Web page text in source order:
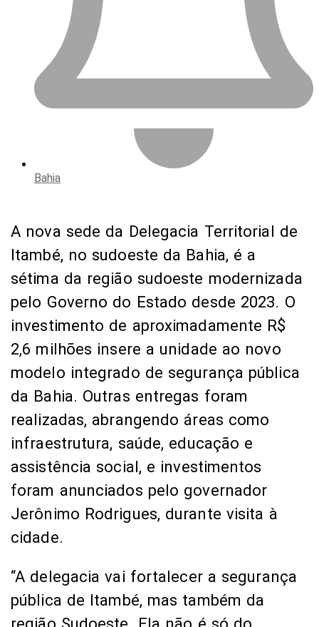
A nova sede da Delegacia Territorial de
Itambé, no sudoeste da Bahia, é a
sétima da região sudoeste modernizada
pelo Governo do Estado desde 2023. O
investimento de aproximadamente R$
modelo integrado de segurança pública
da Bahia. Outras entregas foram
realizadas, abrangendo áreas como
infraestrutura, saúde, educação e
assistência social, e investimentos
foram anunciados pelo governador
Jerônimo Rodrigues, durante visita à
cidade.
“A delegacia vai fortalecer a segurança
pública de Itambé, mas também da
região Sudoeste. Ela não é só do
município. A pavimentação da cidade
também ficou linda, uma pavimentação
qualificada, com intertravado no centro
da cidade. Isso tudo é segurança, é
geração de renda. É nosso
compromisso com o desenvolvimento